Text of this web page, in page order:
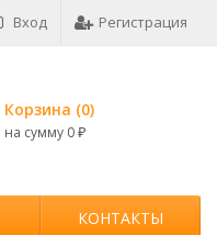
Вход Регистрация
Корзина (0)
на сумму 0 ₽
КОНТАКТЫ